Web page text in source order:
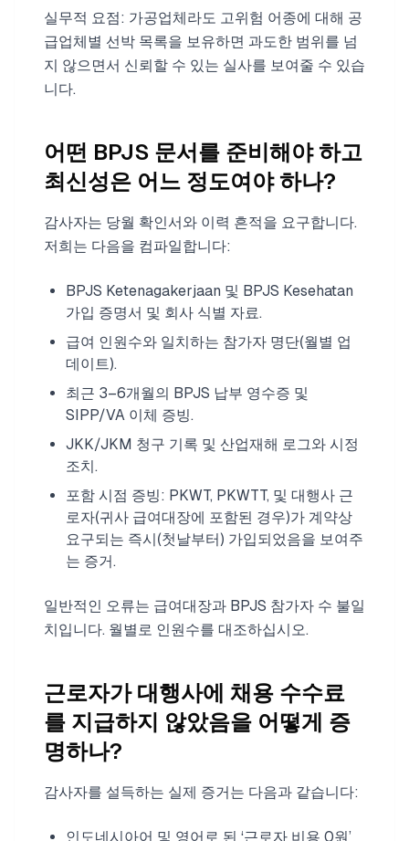
실무적 요점: 가공업체라도 고위험 어종에 대해 공
급업체별 선박 목록을 보유하면 과도한 범위를 넘
지 않으면서 신뢰할 수 있는 실사를 보여줄 수 있습
니다.
어떤 BPJS 문서를 준비해야 하고
최신성은 어느 정도여야 하나?
감사자는 당월 확인서와 이력 흔적을 요구합니다.
저희는 다음을 컴파일합니다:
BPJS Ketenagakerjaan 및 BPJS Kesehatan
가입 증명서 및 회사 식별 자료.
급여 인원수와 일치하는 참가자 명단(월별 업
데이트).
최근 3–6개월의 BPJS 납부 영수증 및
SIPP/VA 이체 증빙.
JKK/JKM 청구 기록 및 산업재해 로그와 시정
조치.
포함 시점 증빙: PKWT, PKWTT, 및 대행사 근
로자(귀사 급여대장에 포함된 경우)가 계약상
요구되는 즉시(첫날부터) 가입되었음을 보여주
는 증거.
일반적인 오류는 급여대장과 BPJS 참가자 수 불일
치입니다. 월별로 인원수를 대조하십시오.
근로자가 대행사에 채용 수수료
를 지급하지 않았음을 어떻게 증
명하나?
감사자를 설득하는 실제 증거는 다음과 같습니다:
인도네시아어 및 영어로 된 ‘근로자 비용 0원’